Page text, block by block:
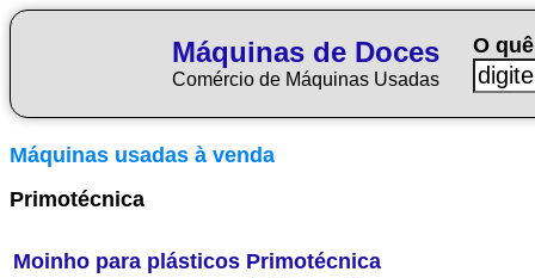
Máquinas de Doces
Comércio de Máquinas Usadas
O
Máquinas usadas à venda
Primotécnica
Moinho para plásticos Primotécnica